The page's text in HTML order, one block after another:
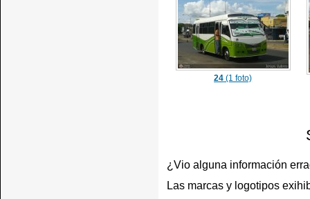
24 (1 foto)
¿Vio alguna información
Las marcas y logotipos